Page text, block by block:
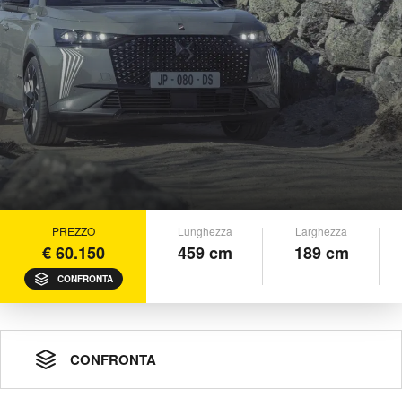
PREZZO
€ 60.150
CONFRONTA
Lunghezza
459 cm
Larghezza
189 cm
CONFRONTA